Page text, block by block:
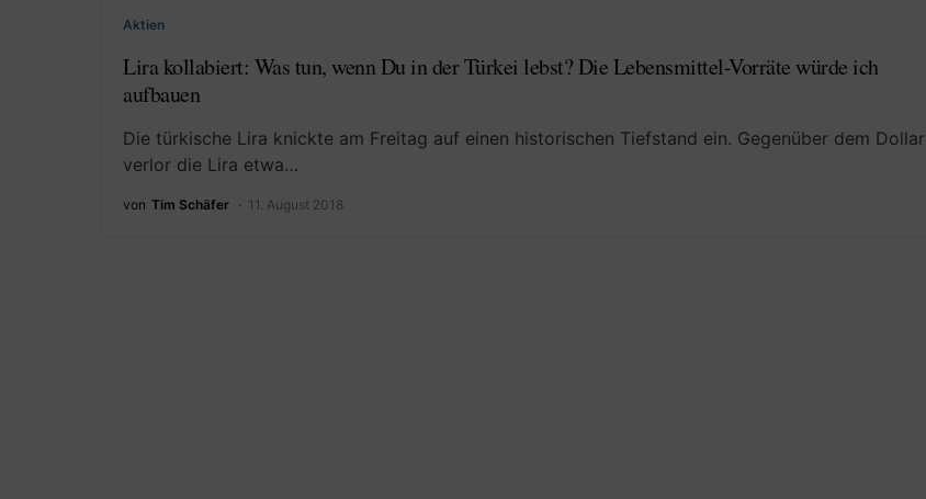
Aktien
Lira kollabiert: Was tun, wenn Du in der Türkei lebst? Die Lebensmittel-Vorräte würde ich
aufbauen
Die türkische Lira knickte am Freitag auf einen historischen Tiefstand ein. Gegenüber dem Dollar
verlor die Lira etwa…
von Tim Schäfer 11. August 2018